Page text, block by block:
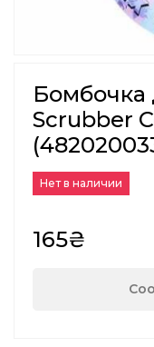
Бомбочка
Scrubber
Нет в наличии
165₴